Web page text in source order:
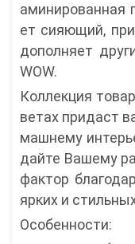
аминированная
ет сияющий,
дополняет
WOW.
Коллекция
ветах придаст
машнему
дайте Вашему
фактор
ярких и
Особенности: